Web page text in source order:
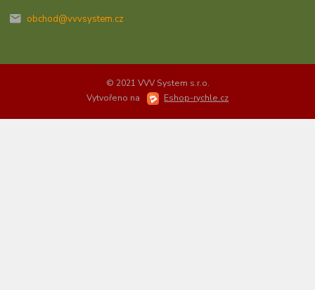
obchod@vvvsystem.cz
© 2021 VVV System s.r.o.
Vytvořeno na
Eshop-rychle.cz